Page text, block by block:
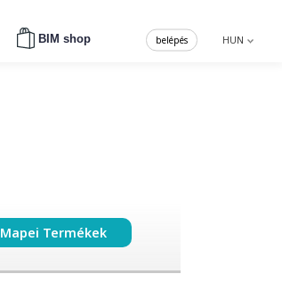
BIM shop HUN
belépés
Mapei Termékek